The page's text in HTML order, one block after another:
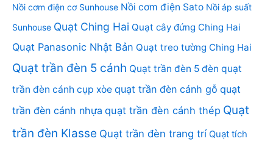
Nồi cơm điện cơ Sunhouse Nồi cơm điện Sato Nồi áp suất
Sunhouse Quạt Ching Hai Quạt cây đứng Ching Hai
Quạt Panasonic Nhật Bản Quạt treo tường Ching Hai
Quạt trần đèn 5 cánh Quạt trần đèn 5 đèn quạt
trần đèn cánh cụp xòe quạt trần đèn cánh gỗ quạt
trần đèn cánh nhựa quạt trần đèn cánh thép Quạt
trần đèn Klasse Quạt trần đèn trang trí Quạt tích